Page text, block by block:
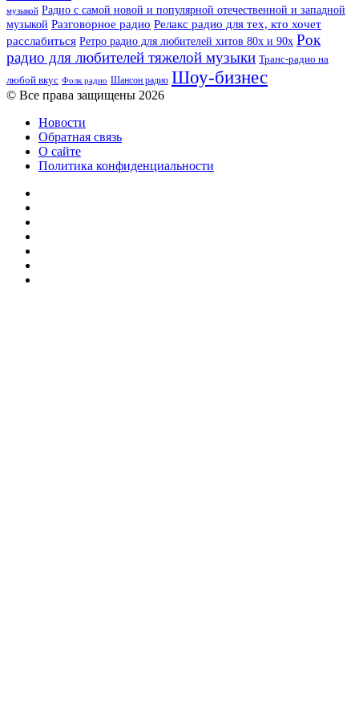
музыкой Радио с самой новой и популярной отечественной и западной
музыкой Разговорное радио Релакс радио для тех, кто хочет
расслабиться Ретро радио для любителей хитов 80х и 90х Рок
радио для любителей тяжелой музыки Транс-радио на
любой вкус Фолк радио Шансон радио Шоу-бизнес
© Все права защищены 2026
Новости
Обратная связь
О сайте
Политика конфиденциальности